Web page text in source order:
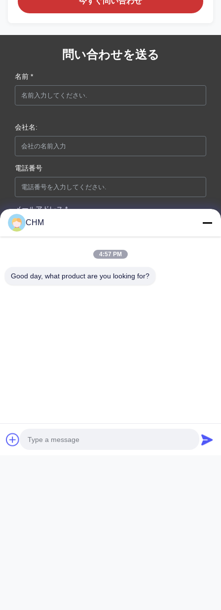
問い合わせを送る
名前 *
会社名:
電話番号
メールアドレス *
ご質問や見積もりが必要ですか？今すぐお問い合わせください！
CHM
4:57 PM
Good day, what product are you looking for?